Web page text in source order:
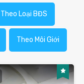
Theo Loại BĐS
Theo Môi Giới